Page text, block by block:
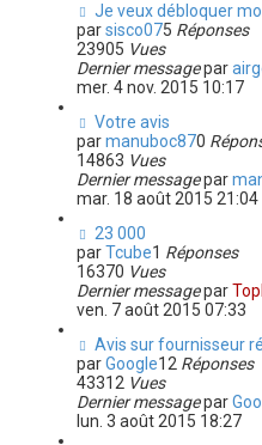
Je veux débloquer
parsisco075 Réponses
23905 Vues
Dernier messagepar
mer. 4 nov. 2015 10:17
Votre avis
parmanuboc870
14863 Vues
Dernier messagepar
mar. 18 août 2015 21:04
23 000
parTcube1 Réponses
16370 Vues
Dernier messagepar
ven. 7 août 2015 07:33
Avis sur fournisseur
parGoogle12 Réponses
43312 Vues
Dernier messagepar
lun. 3 août 2015 18:27